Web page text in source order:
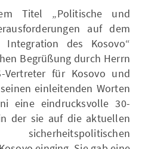
Titel „Politische und
auf dem
Integration des Kosovo“
Begrüßung durch Herrn
Vertreter für Kosovo und
einleitenden Worten
eine eindrucksvolle 30-
der sie auf die aktuellen